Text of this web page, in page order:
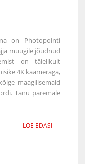
on Photopointi
müügile jõudnud
on täielikult
4K kaameraga,
maagilisemaid
Tänu paremale
LOE EDASI